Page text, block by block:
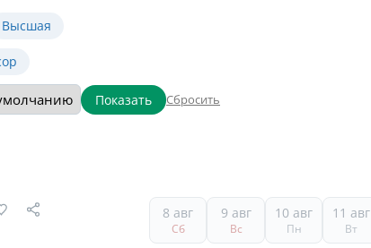
Высшая
Показать Сбросить
8 авг
Сб
9 авг
Вс
10 авг
Пн
11 авг
Вт